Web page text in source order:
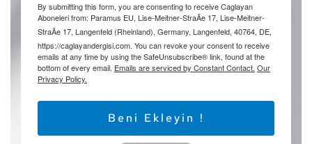
By submitting this form, you are consenting to receive Caglayan
Aboneleri from: Paramus EU, Lise-Meitner-StraÃe 17, Lise-Meitner-
StraÃe 17, Langenfeld (Rheinland), Germany, Langenfeld, 40764, DE,
https://caglayandergisi.com. You can revoke your consent to receive
emails at any time by using the SafeUnsubscribe® link, found at the
bottom of every email. Emails are serviced by Constant Contact. Our
Privacy Policy.
Beni Ekleyin !